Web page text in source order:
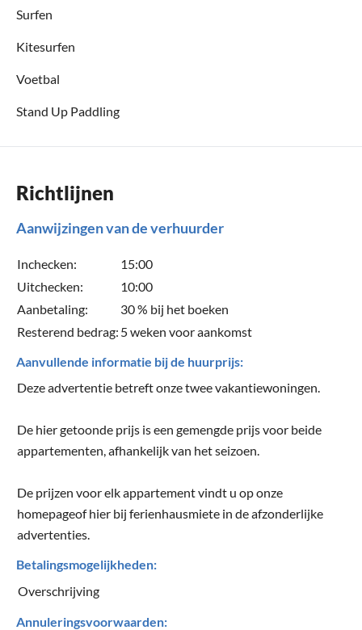
Surfen
Kitesurfen
Voetbal
Stand Up Paddling
Richtlijnen
Aanwijzingen van de verhuurder
Inchecken:
15:00
Uitchecken:
10:00
Aanbetaling:
30 % bij het boeken
Resterend bedrag: 5 weken voor aankomst
Aanvullende informatie bij de huurprijs:
Deze advertentie betreft onze twee vakantiewoningen.
De hier getoonde prijs is een gemengde prijs voor beide
appartementen, afhankelijk van het seizoen.
De prijzen voor elk appartement vindt u op onze
homepageof hier bij ferienhausmiete in de afzonderlijke
advertenties.
Betalingsmogelijkheden:
Overschrijving
Annuleringsvoorwaarden: